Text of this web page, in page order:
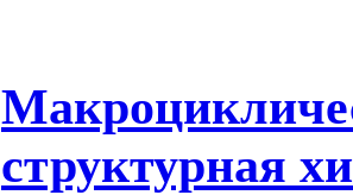
структурная